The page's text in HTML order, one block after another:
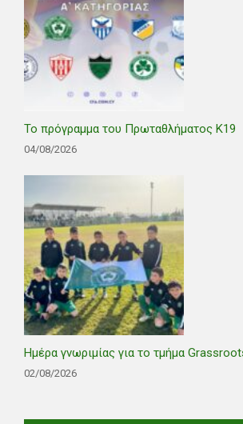
Το πρόγραμμα του Πρωταθλήματος Κ19
04/08/2026
Ημέρα γνωριμίας για το τμήμα
02/08/2026